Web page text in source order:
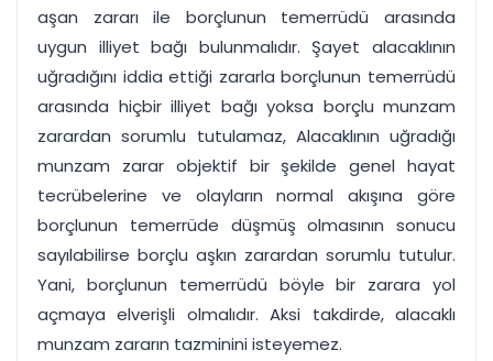
aşan zararı ile borçlunun temerrüdü arasında
uygun illiyet bağı bulunmalıdır. Şayet alacaklının
uğradığını iddia ettiği zararla borçlunun temerrüdü
arasında hiçbir illiyet bağı yoksa borçlu munzam
zarardan sorumlu tutulamaz, Alacaklının uğradığı
munzam zarar objektif bir şekilde genel hayat
tecrübelerine ve olayların normal akışına göre
borçlunun temerrüde düşmüş olmasının sonucu
sayılabilirse borçlu aşkın zarardan sorumlu tutulur.
Yani, borçlunun temerrüdü böyle bir zarara yol
açmaya elverişli olmalıdır. Aksi takdirde, alacaklı
munzam zararın tazminini isteyemez.